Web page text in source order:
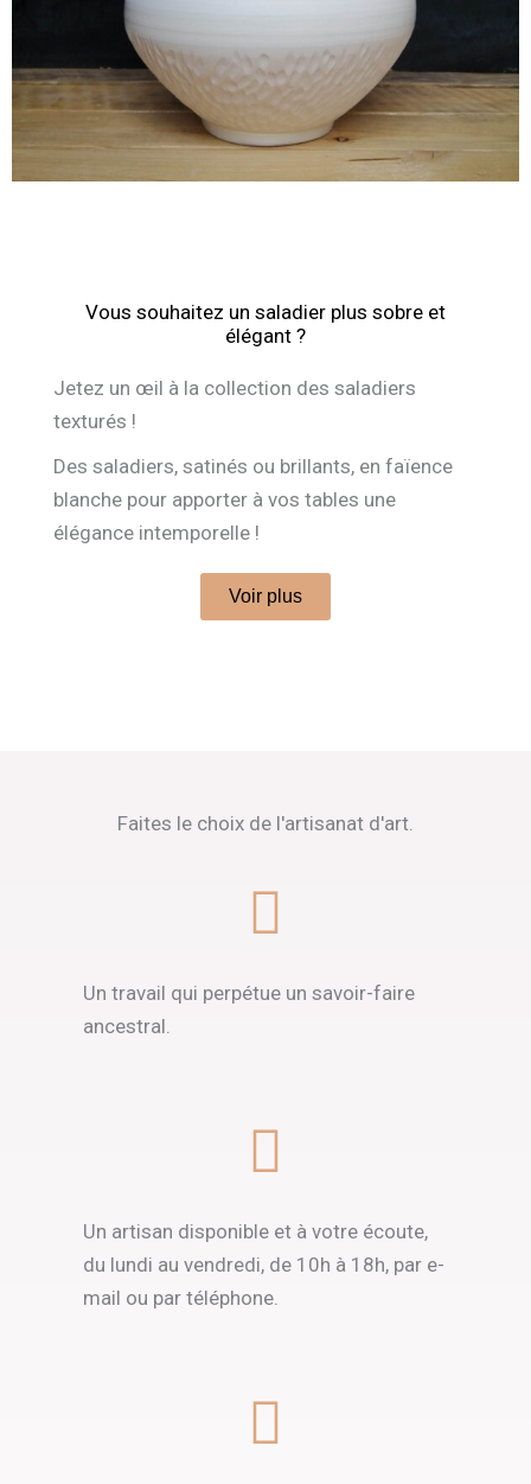
Vous souhaitez un saladier plus sobre et
élégant ?
Jetez un œil à la collection des saladiers
texturés !
Des saladiers, satinés ou brillants, en faïence
blanche pour apporter à vos tables une
élégance intemporelle !
Voir plus
Faites le choix de l'artisanat d'art.
Un travail qui perpétue un savoir-faire
ancestral.
Un artisan disponible et à votre écoute,
du lundi au vendredi, de 10h à 18h, par e-
mail ou par téléphone.